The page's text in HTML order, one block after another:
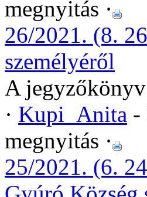
megnyitás ·
26/2021. (8.
személyéről
A
· Kupi_Anita -
megnyitás ·
25/2021. (6.